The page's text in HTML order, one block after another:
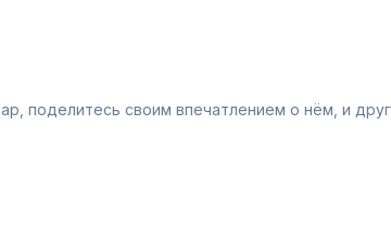
поделитесь своим впечатлением о нём, и